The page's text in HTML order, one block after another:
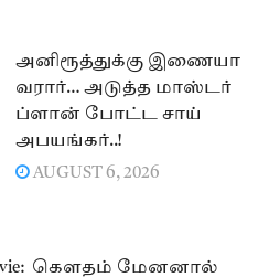
அனிரூத்துக்கு இணையா
வரார்… அடுத்த மாஸ்டர்
ப்ளான் போட்ட சாய்
அபயங்கர்..!
AUGUST 6, 2026
Movie: கௌதம் மேனனால்